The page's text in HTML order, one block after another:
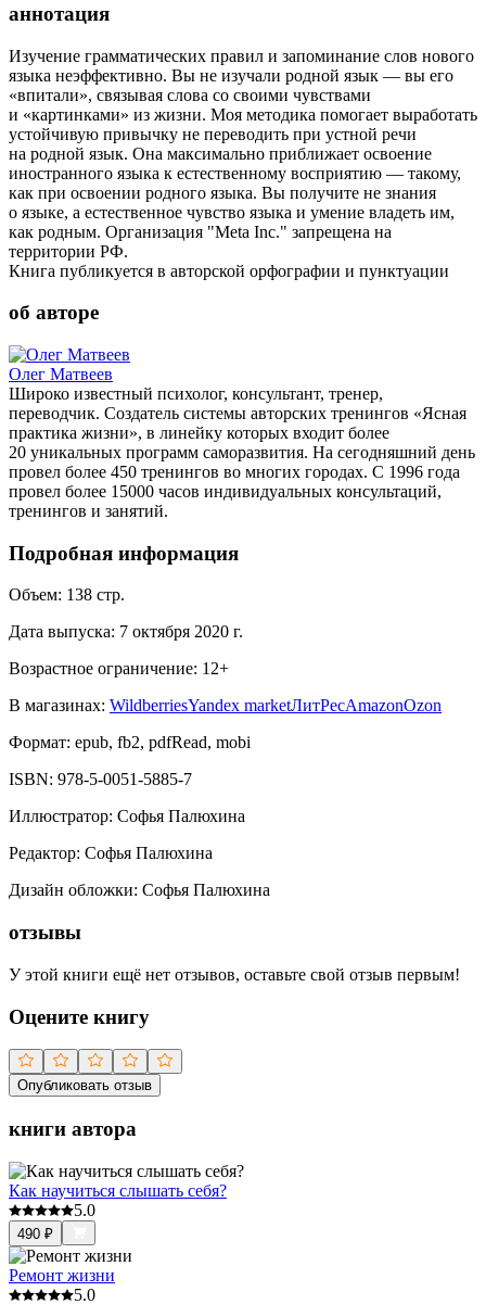
аннотация
Изучение грамматических правил и запоминание слов нового
языка неэффективно. Вы не изучали родной язык — вы его
«впитали», связывая слова со своими чувствами
и «картинками» из жизни. Моя методика помогает выработать
устойчивую привычку не переводить при устной речи
на родной язык. Она максимально приближает освоение
иностранного языка к естественному восприятию — такому,
как при освоении родного языка. Вы получите не знания
о языке, а естественное чувство языка и умение владеть им,
как родным. Организация "Meta Inc." запрещена на
территории РФ.
Книга публикуется в авторской орфографии и пунктуации
об авторе
Олег Матвеев
Широко известный психолог, консультант, тренер,
переводчик. Создатель системы авторских тренингов «Ясная
практика жизни», в линейку которых входит более
20 уникальных программ саморазвития. На сегодняшний день
провел более 450 тренингов во многих городах. С 1996 года
провел более 15000 часов индивидуальных консультаций,
тренингов и занятий.
Подробная информация
Объем: 138 стр.
Дата выпуска: 7 октября 2020 г.
Возрастное ограничение: 12+
В магазинах: WildberriesYandex marketЛитРесAmazonOzon
Формат: epub, fb2, pdfRead, mobi
ISBN: 978-5-0051-5885-7
Иллюстратор: Софья Палюхина
Редактор: Софья Палюхина
Дизайн обложки: Софья Палюхина
отзывы
У этой книги ещё нет отзывов, оставьте свой отзыв первым!
Оцените книгу
Опубликовать отзыв
книги автора
Как научиться слышать себя?
5.0
490 ₽
Ремонт жизни
5.0